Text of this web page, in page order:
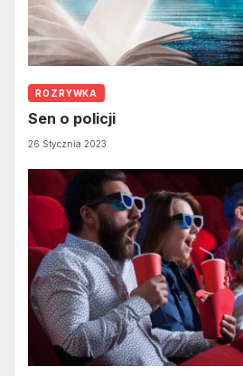
ROZRYWKA
Sen o policji
26 Stycznia 2023